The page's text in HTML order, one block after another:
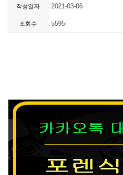
작성일자 2021-03-06
조회수 5595